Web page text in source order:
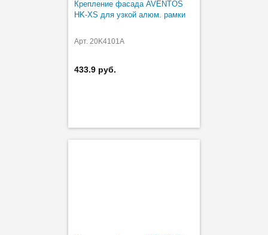
Крепление фасада AVENTOS
HK-XS для узкой алюм. рамки
Арт. 20K4101A
433.9 руб.